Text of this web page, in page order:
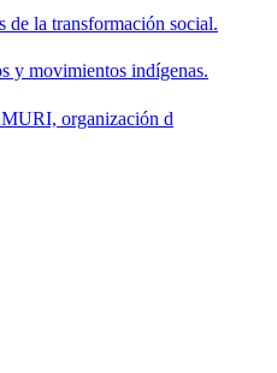
de la transformación social.
y movimientos indígenas.
organización d